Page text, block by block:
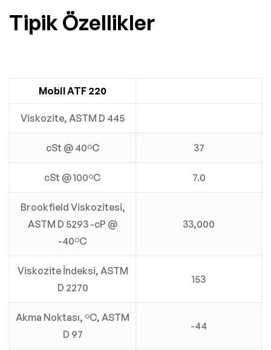
Tipik Özellikler
Mobil ATF 220
Viskozite, ASTM D 445
cSt @ 40ºC 37
cSt @ 100ºC 7.0
Brookfield Viskozitesi,
ASTM D 5293 -cP @
-40ºC
33,000
Viskozite İndeksi, ASTM
D 2270
153
Akma Noktası, ºC, ASTM
D 97
-44